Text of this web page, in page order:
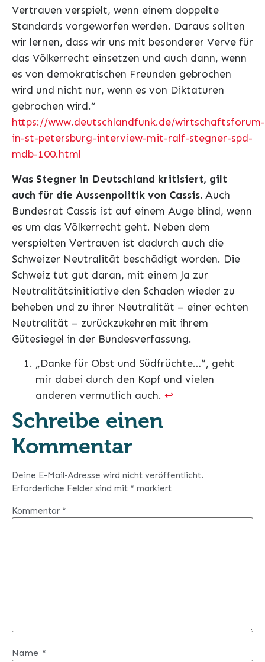
Vertrauen verspielt, wenn einem doppelte
Standards vorgeworfen werden. Daraus sollten
wir lernen, dass wir uns mit besonderer Verve für
das Völkerrecht einsetzen und auch dann, wenn
es von demokratischen Freunden gebrochen
wird und nicht nur, wenn es von Diktaturen
gebrochen wird.“
https://www.deutschlandfunk.de/wirtschaftsforum-
in-st-petersburg-interview-mit-ralf-stegner-spd-
mdb-100.html
Was Stegner in Deutschland kritisiert, gilt
auch für die Aussenpolitik von Cassis. Auch
Bundesrat Cassis ist auf einem Auge blind, wenn
es um das Völkerrecht geht. Neben dem
verspielten Vertrauen ist dadurch auch die
Schweizer Neutralität beschädigt worden. Die
Schweiz tut gut daran, mit einem Ja zur
Neutralitätsinitiative den Schaden wieder zu
beheben und zu ihrer Neutralität – einer echten
Neutralität – zurückzukehren mit ihrem
Gütesiegel in der Bundesverfassung.
„Danke für Obst und Südfrüchte…“, geht
mir dabei durch den Kopf und vielen
anderen vermutlich auch. ↩︎
Schreibe einen
Kommentar
Deine E-Mail-Adresse wird nicht veröffentlicht.
Erforderliche Felder sind mit * markiert
Kommentar *
Name *